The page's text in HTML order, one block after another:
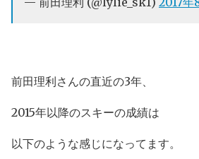
前田理利さんの直近の3年、
2015年以降のスキーの成績は
以下のような感じになってます。